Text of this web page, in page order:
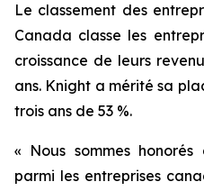
Le classement des
Canada classe les
croissance de leurs
ans. Knight a mérité sa
trois ans de 53 %.
« Nous sommes
parmi les entreprises